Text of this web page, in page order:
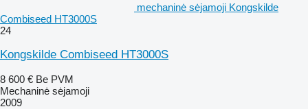
mechaninė sėjamoji Kongskilde
Combiseed HT3000S
24
Kongskilde Combiseed HT3000S
8 600 € Be PVM
Mechaninė sėjamoji
2009